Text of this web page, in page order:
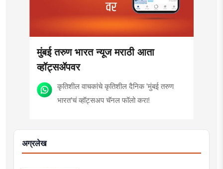
culture, motionlessness and tradition.
will be the side of the game.
मुंबई तरुण भारत न्यूज मराठी आता
व्हॉट्सॲपवर
कृतिशील वाचकांचे कृतिशील दैनिक 'मुंबई तरुण
भारत'चं व्हॉट्सअप चॅनल फॉलो करा!
अग्रलेख